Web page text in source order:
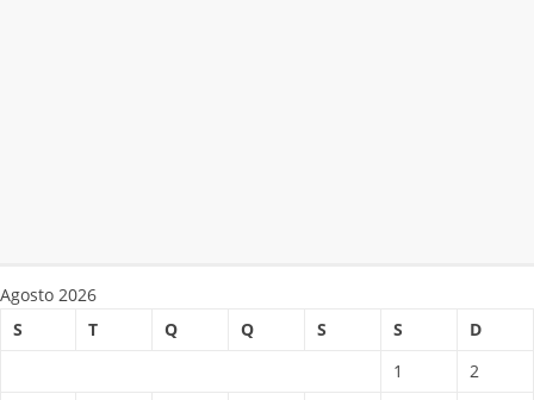
Agosto 2026
S
T Q Q S S
D
1
2